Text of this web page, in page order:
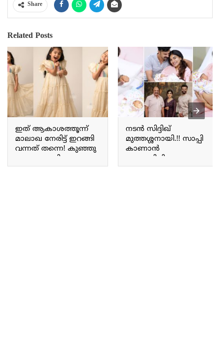
Share
Related Posts
ഇത് ആകാശത്തൂന്ന്
മാലാഖ നേരിട്ട് ഇറങ്ങി
വന്നത് തന്നെ! കുഞ്ഞു
മാലാഖ കൂട്ടിയെപ്പോലെ
സുന്ദരിയായി വുദ്ധി
നടൻ സിദ്ദിഖ്
മുത്തശ്ശനായി.!! സാപ്പി
കാണാൻ
ആഗ്രഹിച്ചിരുന്ന ആ
കുഞ്ഞ് വന്നു; ലോകം